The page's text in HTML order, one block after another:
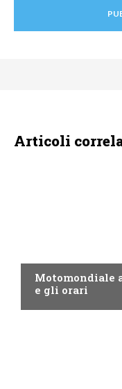
Articoli
Motomondiale
e gli orari